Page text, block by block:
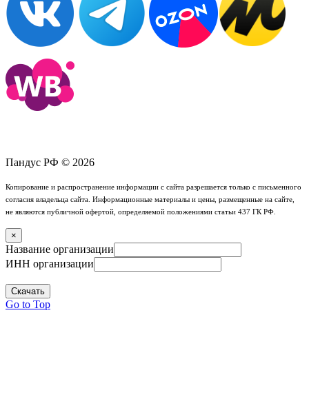
Пандус РФ © 2026
Копирование и распространение информации с сайта разрешается только с письменного
согласия владельца сайта. Информационные материалы и цены, размещенные на сайте,
не являются публичной офертой, определяемой положениями статьи 437 ГК РФ.
×
Название организации
ИНН организации
Скачать
Go to Top